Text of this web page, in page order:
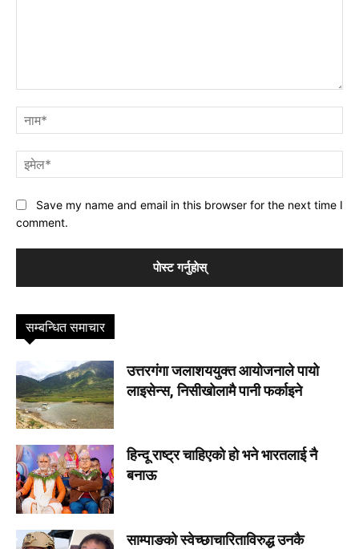
Save my name and email in this browser for the next time I
comment.
सम्बन्धित समाचार
उत्तरगंगा जलाशययुक्त आयोजनाले पायो
लाइसेन्स, निसीखोलामै पानी फर्काइने
हिन्दू राष्ट्र चाहिएको हो भने भारतलाई नै
बनाऊ
साम्पाङको स्वेच्छाचारिताविरुद्ध उनकै